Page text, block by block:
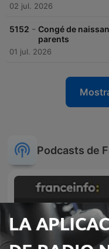
02 jul. 2026
5152 - Congé de
parents
01 jul. 2026
Podcasts de